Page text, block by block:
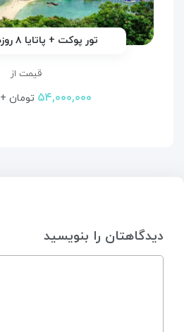
تور پوکت + پاتایا ۸ روزه با پرواز…
قیمت از
۵۴,۰۰۰,۰۰۰ تومان +
دیدگاهتان را بنویسید